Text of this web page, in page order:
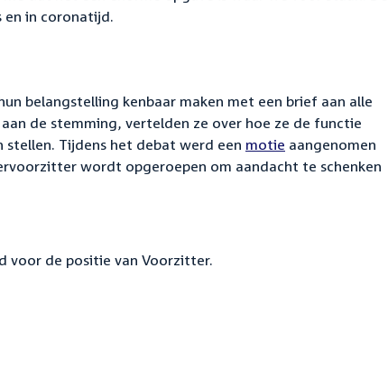
in coronatijd.
belangstelling kenbaar maken met een brief aan alle
de stemming, vertelden ze over hoe ze de functie
stellen. Tijdens het debat werd een motie aangenomen
wordt opgeroepen om aandacht te schenken
voor de positie van Voorzitter.